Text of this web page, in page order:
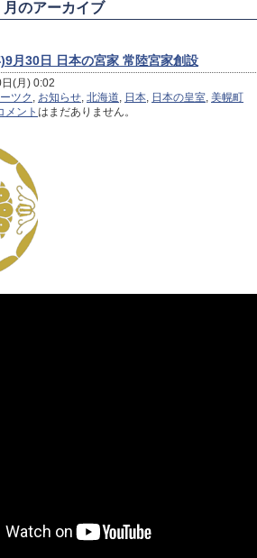
のアーカイブ
月30日 日本の宮家 常陸宮家創設
(月) 0:02
ツク お知らせ 北海道 日本 日本の皇室 美幌町
メント はまだありません。